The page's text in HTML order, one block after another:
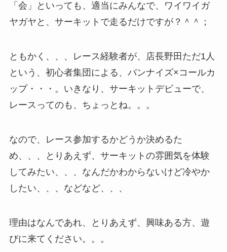
「会」といっても、適当にみんなで、ワイワイガ
ヤガヤと、サーキットで走るだけですが？＾＾；
ともかく、、、レース経験者が、店長野田ただ1人
という、初心者集団による、バンナイズ×コールカ
ップ・・・。いきなり、サーキットデビューで、
レースってのも、ちょっとね。。。
なので、レース参加するかどうか決めるた
め、、、とりあえず、サーキットの雰囲気を体験
してみたい、、、なんだかわからないけど冷やか
したい、、、などなど、、、
理由はなんであれ、とりあえず、興味ある方、遊
びに来てください。。。